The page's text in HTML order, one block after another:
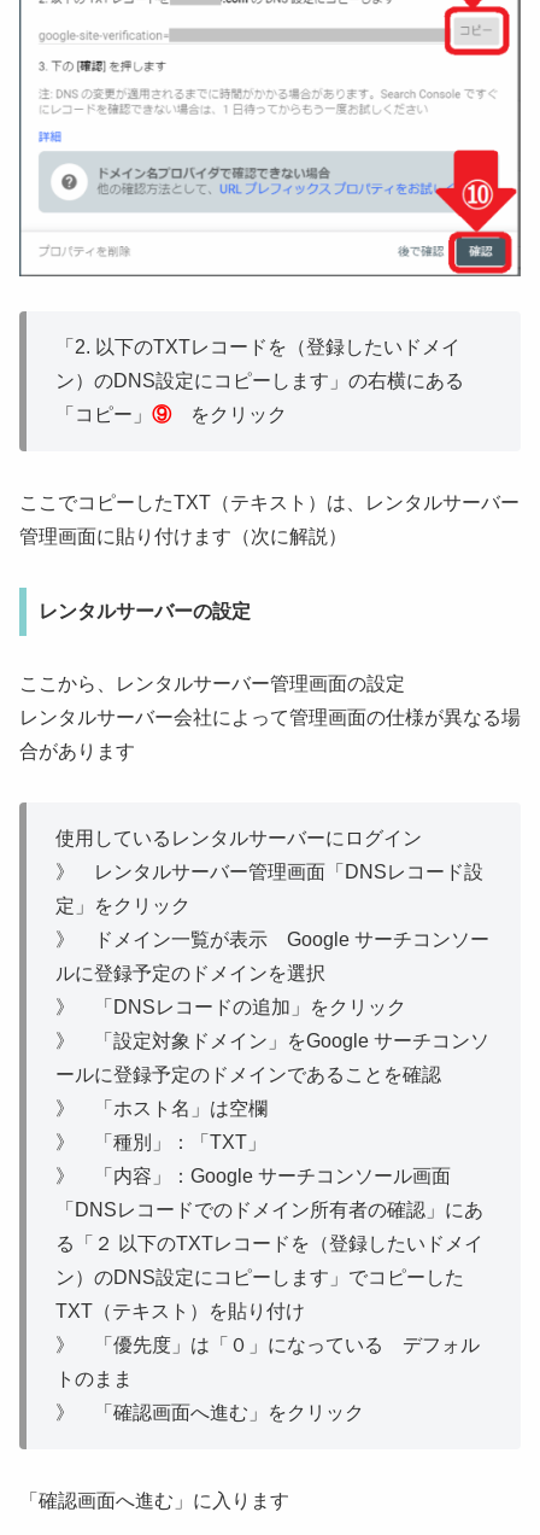
「2. 以下のTXTレコードを（登録したいドメイ
ン）のDNS設定にコピーします」の右横にある
「コピー」 ⑨をクリック
ここでコピーしたTXT（テキスト）は、レンタルサーバー
管理画面に貼り付けます（次に解説）
レンタルサーバーの設定
ここから、レンタルサーバー管理画面の設定
レンタルサーバー会社によって管理画面の仕様が異なる場
合があります
使用しているレンタルサーバーにログイン
》 レンタルサーバー管理画面「DNSレコード設
定」をクリック
》 ドメイン一覧が表示 Google サーチコンソー
ルに登録予定のドメインを選択
》 「DNSレコードの追加」をクリック
》 「設定対象ドメイン」をGoogle サーチコンソ
ールに登録予定のドメインであることを確認
》 「ホスト名」は空欄
》 「種別」：「TXT」
》 「内容」：Google サーチコンソール画面
「DNSレコードでのドメイン所有者の確認」にあ
る「２ 以下のTXTレコードを（登録したいドメイ
ン）のDNS設定にコピーします」でコピーした
TXT（テキスト）を貼り付け
》 「優先度」は「０」になっている デフォル
トのまま
》 「確認画面へ進む」をクリック
「確認画面へ進む」に入ります